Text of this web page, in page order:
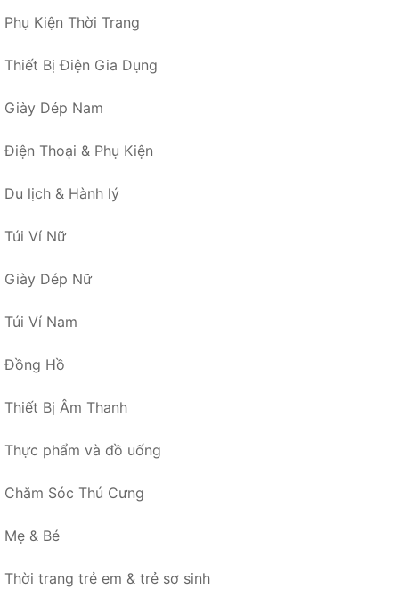
Phụ Kiện Thời Trang
Thiết Bị Điện Gia Dụng
Giày Dép Nam
Điện Thoại & Phụ Kiện
Du lịch & Hành lý
Túi Ví Nữ
Giày Dép Nữ
Túi Ví Nam
Đồng Hồ
Thiết Bị Âm Thanh
Thực phẩm và đồ uống
Chăm Sóc Thú Cưng
Mẹ & Bé
Thời trang trẻ em & trẻ sơ sinh